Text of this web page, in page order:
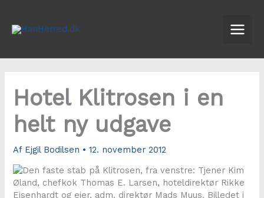
indholdet
Hotel Klitrosen i en
helt ny udgave
Af Ejgil Bodilsen •12. november 2012